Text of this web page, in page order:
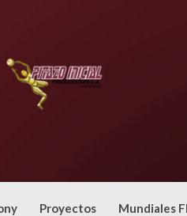
Proyectos Mundiales